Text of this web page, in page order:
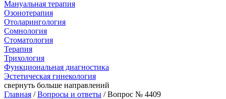
Мануальная терапия
Озонотерапия
Отоларингология
Сомнология
Стоматология
Терапия
Трихология
Функциональная диагностика
Эстетическая гинекология
свернуть больше направлений
Главная /Вопросы и ответы / Вопрос № 4409